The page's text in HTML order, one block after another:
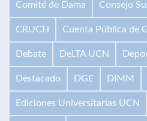
Comité de Dama Consejo
CRUCH Cuenta Pública de
Debate DeLTA UCN
Destacado DGE DIMM
Ediciones Universitarias UCN